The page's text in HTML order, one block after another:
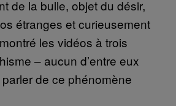
de la bulle, objet du désir,
étranges et curieusement
les vidéos à trois
– aucun d’entre eux
parler de ce phénomène